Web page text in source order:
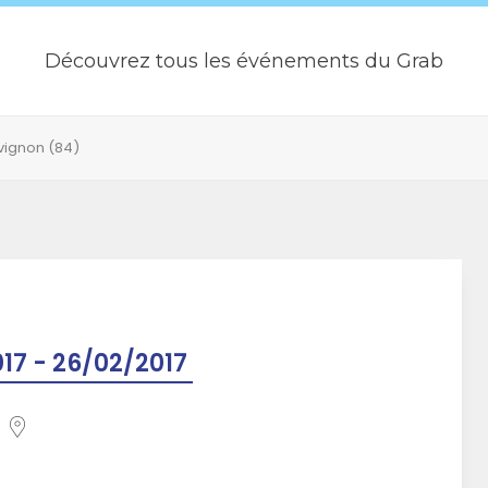
Découvrez tous les événements du Grab
(84)
- 26/02/2017